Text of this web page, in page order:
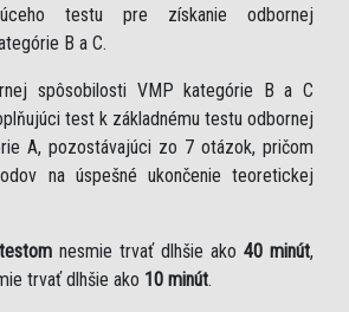
testu pre získanie odbornej
B a C.
spôsobilosti VMP kategórie B a C
test k základnému testu odbornej
A, pozostávajúci zo 7 otázok, pričom
na úspešné ukončenie teoretickej
nesmie trvať dlhšie ako 40 minút,
trvať dlhšie ako 10 minút.